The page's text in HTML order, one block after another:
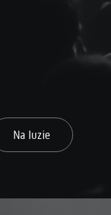
Na luzie